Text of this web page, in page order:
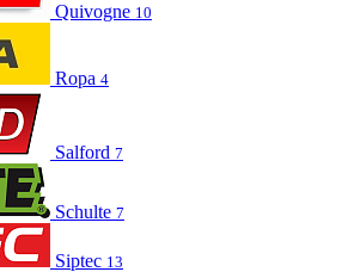
Quivogne 10
Ropa 4
Salford 7
Schulte 7
Siptec 13